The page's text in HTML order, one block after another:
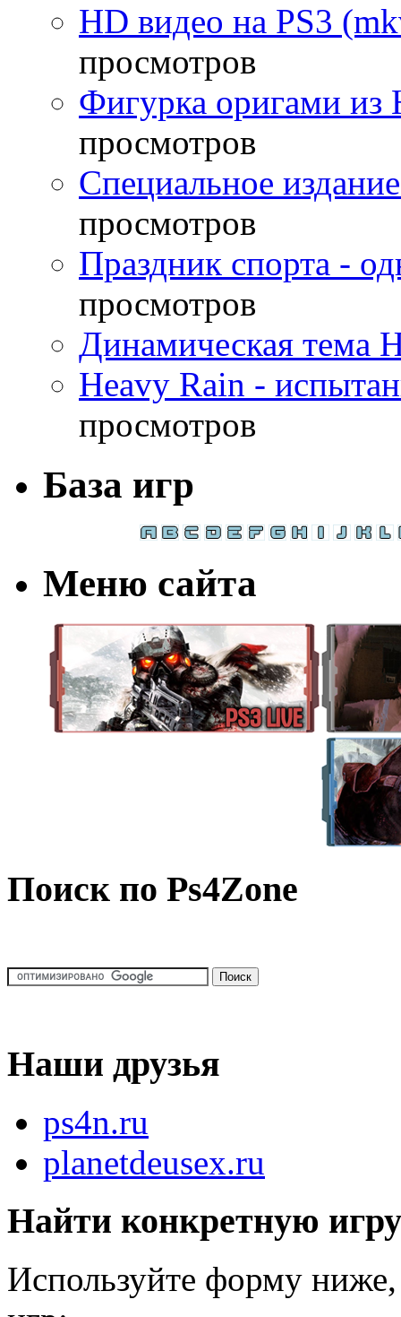
HD видео на PS3
просмотров
Фигурка оригами из
просмотров
Специальное
просмотров
Праздник спорта -
просмотров
Динамическая тема
Heavy Rain -
просмотров
База игр
Меню сайта
Поиск по Ps4Zone
Наши друзья
ps4n.ru
planetdeusex.ru
Найти конкретную
Используйте форму